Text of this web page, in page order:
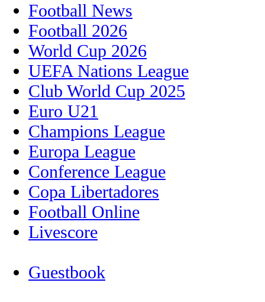
Football News
Football 2026
World Cup 2026
UEFA Nations League
Club World Cup 2025
Euro U21
Champions League
Europa League
Conference League
Copa Libertadores
Football Online
Livescore
Guestbook